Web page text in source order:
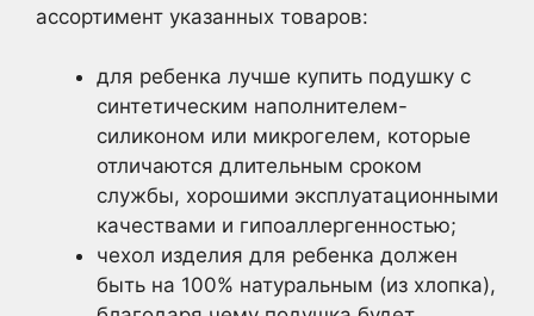
ассортимент указанных товаров:
для ребенка лучше купить подушку с
синтетическим наполнителем-
силиконом или микрогелем, которые
отличаются длительным сроком
службы, хорошими эксплуатационными
качествами и гипоаллергенностью;
чехол изделия для ребенка должен
быть на 100% натуральным (из хлопка),